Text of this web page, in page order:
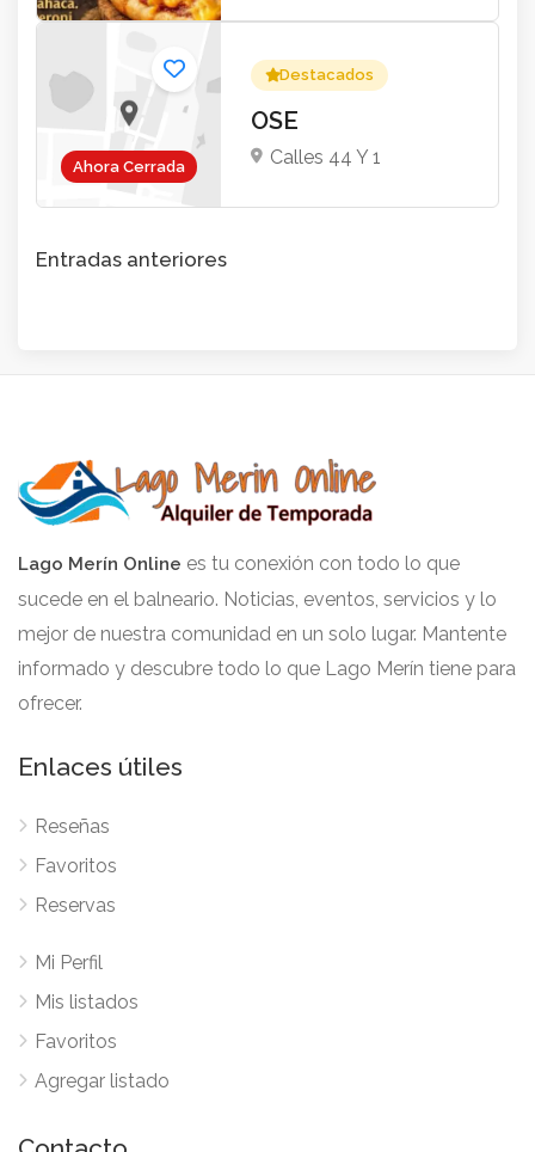
Ahora Cerrada
Destacados
OSE
Calles 44 Y 1
Entradas anteriores
Lago Merín Online es tu conexión con todo lo que
sucede en el balneario. Noticias, eventos, servicios y lo
mejor de nuestra comunidad en un solo lugar. Mantente
informado y descubre todo lo que Lago Merín tiene para
ofrecer.
Enlaces útiles
Reseñas
Favoritos
Reservas
Mi Perfil
Mis listados
Favoritos
Agregar listado